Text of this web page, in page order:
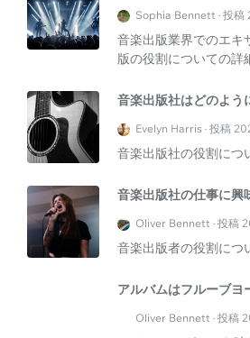
Sophia Bennett · 投稿
音楽出版業界でのエキ
版の役割についての詳
音楽出版社はどのよう
Evelyn Harris · 投稿
音楽出版社の役割につ
音楽出版社の仕事に興
Oliver Bennett · 投稿
音楽出版者の役割につ
アルバムはフルーブヨ
Oliver Bennett · 投稿